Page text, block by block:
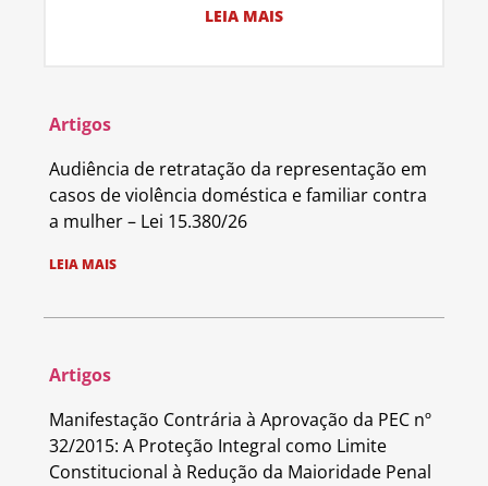
LEIA MAIS
Artigos
Audiência de retratação da representação em
casos de violência doméstica e familiar contra
a mulher – Lei 15.380/26
LEIA MAIS
Artigos
Manifestação Contrária à Aprovação da PEC nº
32/2015: A Proteção Integral como Limite
Constitucional à Redução da Maioridade Penal